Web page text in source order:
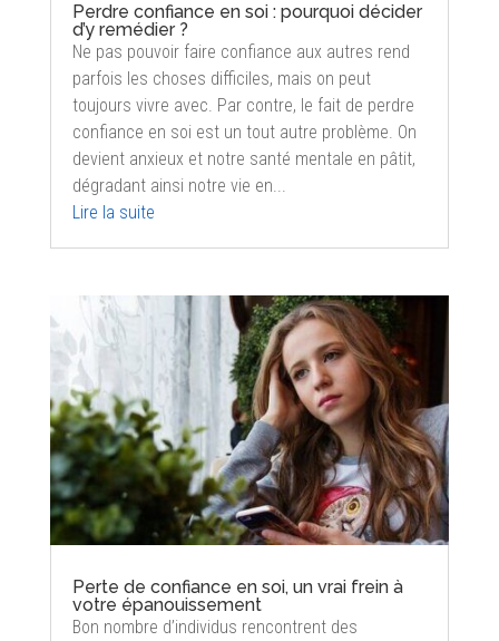
Perdre confiance en soi : pourquoi décider
d’y remédier ?
Ne pas pouvoir faire confiance aux autres rend
parfois les choses difficiles, mais on peut
toujours vivre avec. Par contre, le fait de perdre
confiance en soi est un tout autre problème. On
devient anxieux et notre santé mentale en pâtit,
dégradant ainsi notre vie en...
Lire la suite
Perte de confiance en soi, un vrai frein à
votre épanouissement
Bon nombre d’individus rencontrent des